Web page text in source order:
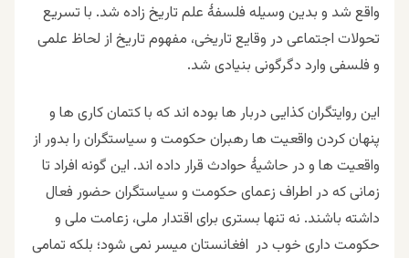
واقع شد و بدین وسیله فلسفۀ علم تاریخ زاده شد. با تسریع
تحولات اجتماعی در وقایع تاریخی، مفهوم تاریخ از لحاظ علمی
و فلسفی وارد دگرگونی بنیادی شد.
این روایتگران کذایی دربار ها بوده اند که با کتمان کاری ها و
پنهان کردن واقعیت ها رهبران حکومت و سیاستگران را بدور از
واقعیت ها و در حاشیۀ حوادث قرار داده اند. این گونه افراد تا
زمانی که در اطراف زعمای حکومت و سیاستگران حضور فعال
داشته باشند. نه تنها بستری برای اقتدار ملی، زعامت ملی و
حکومت داری خوب در افغانستان میسر نمی شود؛ بلکه تمامی